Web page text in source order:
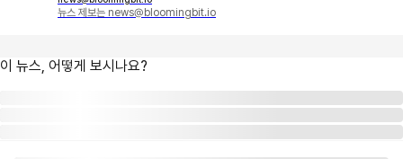
뉴스 제보는 news@bloomingbit.io
이 뉴스, 어떻게 보시나요?